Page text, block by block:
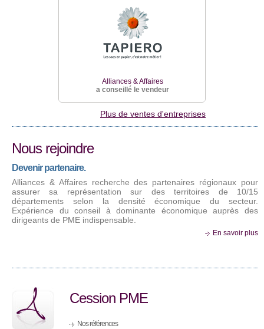
Alliances & Affaires
a conseillé le vendeur
Plus de ventes d'entreprises
Nous rejoindre
Devenir partenaire.
Alliances & Affaires recherche des partenaires régionaux pour
assurer sa représentation sur des territoires de 10/15
départements selon la densité économique du secteur.
Expérience du conseil à dominante économique auprès des
dirigeants de PME indispensable.
En savoir plus
Cession PME
Nos références